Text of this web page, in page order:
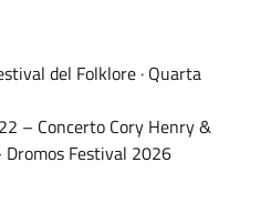
del Folklore · Quarta
– Concerto Cory Henry &
Festival 2026